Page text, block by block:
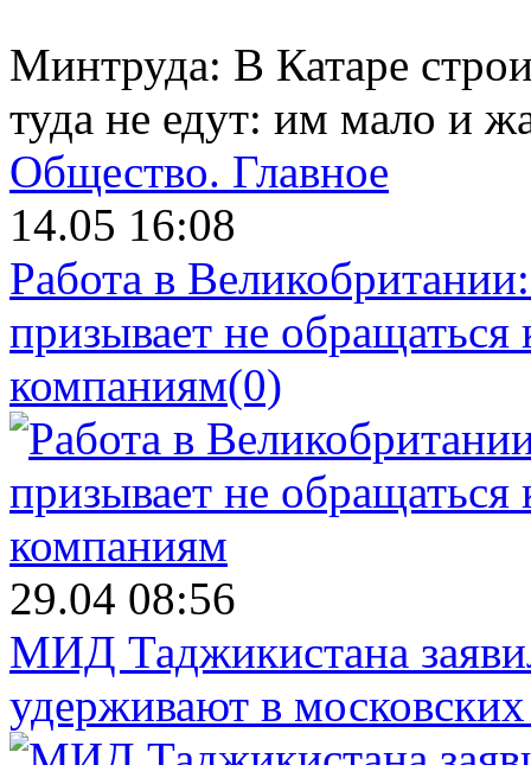
Минтруда: В Катаре
туда не едут: им мало и
Общество. Главное
14.05 16:08
Работа в
призывает не
компаниям(0)
29.04 08:56
МИД Таджикистана
удерживают в